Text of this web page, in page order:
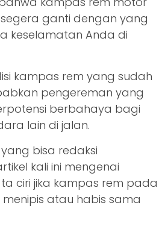
ganti dengan yang
keselamatan Anda di
kampas rem yang sudah
pengereman yang
berbahaya bagi
lain di jalan.
bisa redaksi
kali ini mengenai
ciri jika kampas rem pada
atau habis sama